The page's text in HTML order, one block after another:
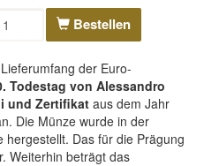
Bestellen
der Euro-
Todestag von Alessandro
und Zertifikat aus dem Jahr
Die Münze wurde in der
hergestellt. Das für die Prägung
Weiterhin beträgt das